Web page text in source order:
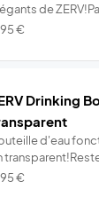
de
Info
€
Drinking
d'eau
Info€